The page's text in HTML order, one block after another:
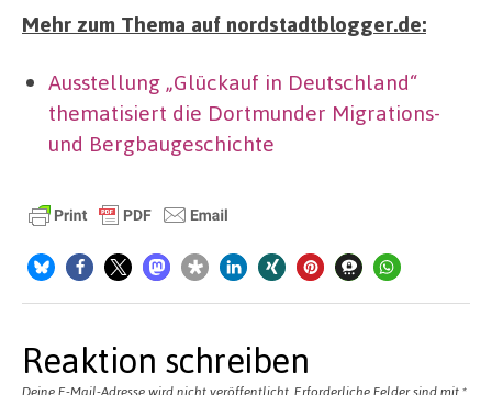
Mehr zum Thema auf nordstadtblogger.de:
Ausstellung „Glückauf in Deutschland“
thematisiert die Dortmunder Migrations-
und Bergbaugeschichte
Reaktion schreiben
Deine E-Mail-Adresse wird nicht veröffentlicht. Erforderliche Felder sind mit *